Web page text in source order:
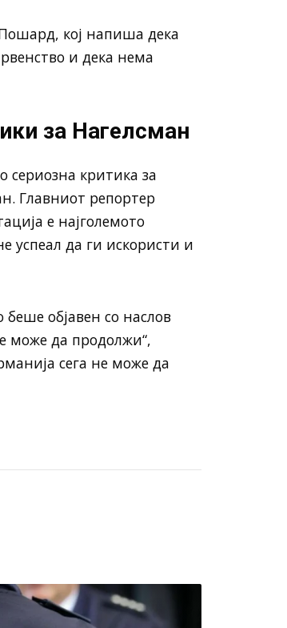
кој напиша дека
и дека нема
за Нагелсман
сериозна критика за
Главниот репортер
е најголемото
успеал да ги искористи и
објавен со наслов
може да продолжи“,
сега не може да